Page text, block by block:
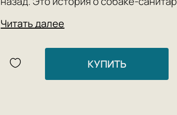
прототип. Санитарная собака Мухтар
Великой Отечественной войны
сражений более 400 раненых воинов.
Читать далее
КУПИТЬ